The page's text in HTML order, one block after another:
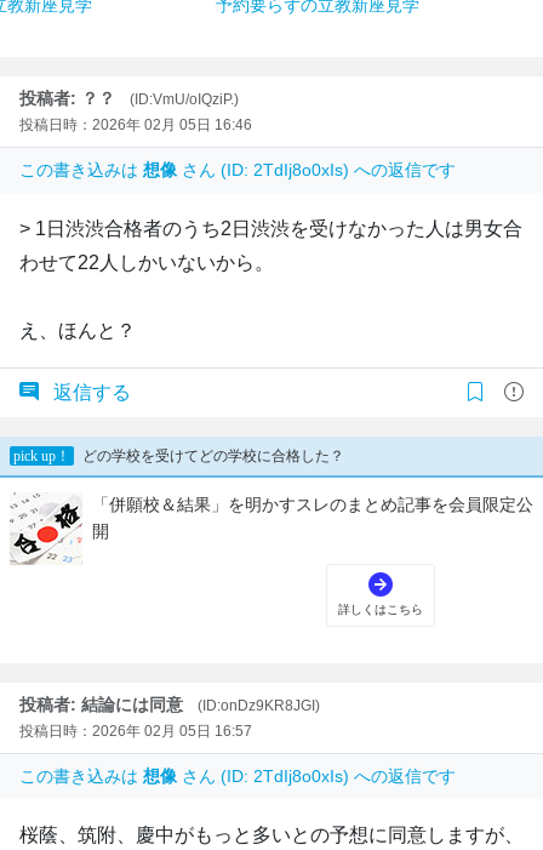
教新座見学
予約要らずの立教新座見学
投稿者: ？？
(ID:VmU/oIQziP.)
投稿日時：2026年 02月 05日 16:46
この書き込みは 想像 さん (ID: 2TdIj8o0xIs) への返信です
> 1日渋渋合格者のうち2日渋渋を受けなかった人は男女合
わせて22人しかいないから。
え、ほんと？
返信する
投稿者: 結論には同意
(ID:onDz9KR8JGI)
投稿日時：2026年 02月 05日 16:57
この書き込みは 想像 さん (ID: 2TdIj8o0xIs) への返信です
桜蔭、筑附、慶中がもっと多いとの予想に同意しますが、